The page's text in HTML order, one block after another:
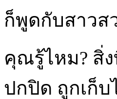
ก็พูดกับสาวส
คุณรู้ไหม? สิ่
ปกปิด ถูกเก็